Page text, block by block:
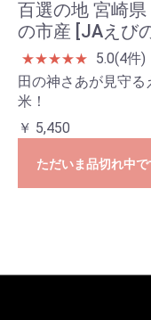
百選の地 宮崎県
の市産 [JAえび
★★★★★
5.0(4件)
田の神さあが見守る
米！
￥ 5,450
ただいま品切れ中で